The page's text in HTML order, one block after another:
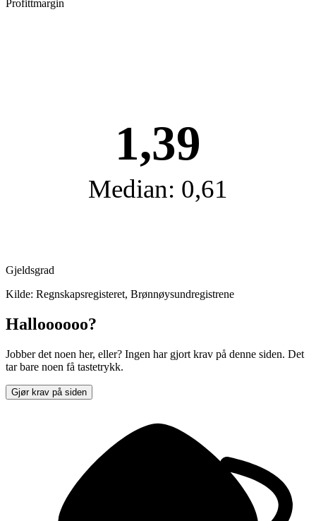
Profittmargin
1,39
Median: 0,61
Gjeldsgrad
Kilde: Regnskapsregisteret, Brønnøysundregistrene
Halloooooo?
Jobber det noen her, eller? Ingen har gjort krav på denne siden. Det
tar bare noen få tastetrykk.
Gjør krav på siden